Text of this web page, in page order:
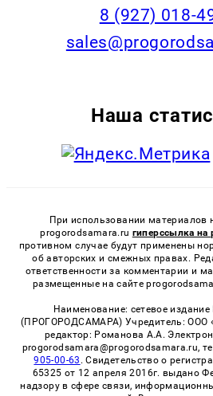
8 (927) 018-
Наша
При использовании материалов
progorodsamara.ru гиперссылка на
противном случае будут применены
об авторских и смежных правах.
ответственности за комментарии и
размещенные на сайте
Наименование: сетевое издание
(ПРОГОРОДСАМАРА) Учредитель: ООО
редактор: Романова А.А.
progorodsamara@progorodsamara.ru,
905-00-63 . Свидетельство о
65325 от 12 апреля 2016г. выдано
надзору в сфере связи,